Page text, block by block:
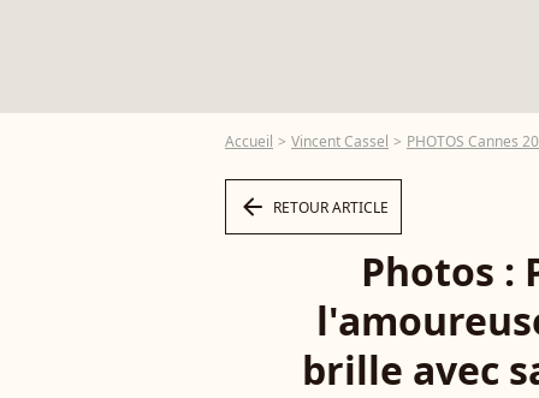
Accueil Vincent Cassel PHOTOS Cannes
arrow_left RETOUR ARTICLE
Photos :
brille avec